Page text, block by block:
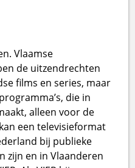
Vlaamse
de uitzendrechten
films en series, maar
die in
alleen voor de
een televisieformat
bij publieke
zijn en in Vlaanderen